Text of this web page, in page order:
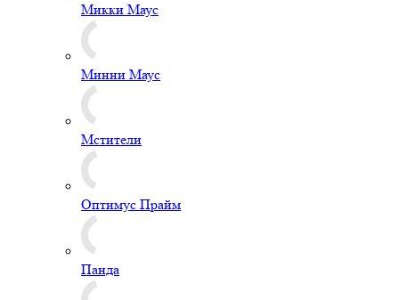
Микки Маус
Минни Маус
Мстители
Оптимус Прайм
Панда